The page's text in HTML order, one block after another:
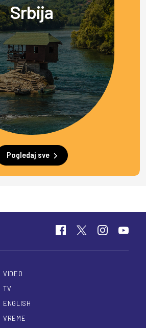
Srbija
Pogledaj sve
VIDEO
TV
ENGLISH
VREME